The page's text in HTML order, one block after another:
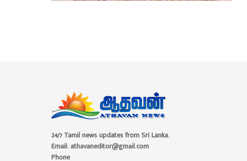
24/7 Tamil news updates from Sri Lanka.
Email: athavaneditor@gmail.com
Phone